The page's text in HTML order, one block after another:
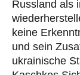
Russland als
keine
und sein
ukrainische